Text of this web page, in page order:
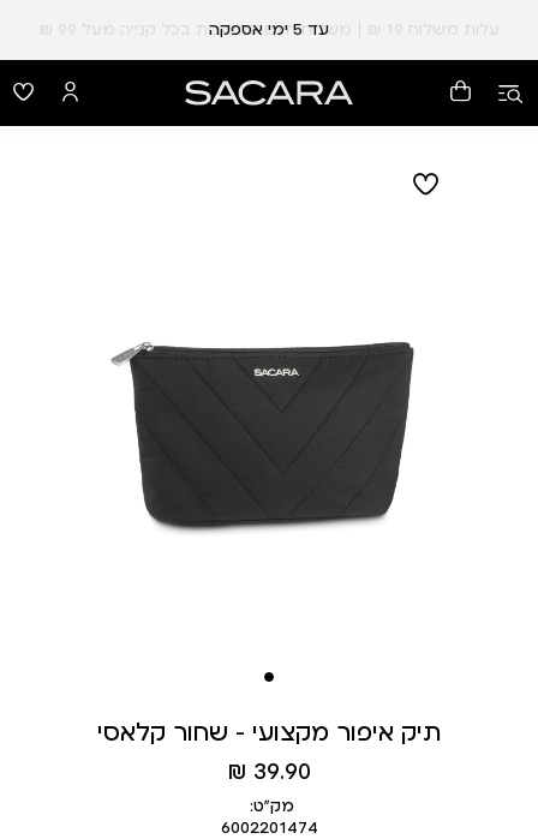
עלות משלוח 19 ₪ | משלוח חינם עד הבית בכל קנייה מעל 99 ₪ עד 5 ימי אספקה
תיק איפור מקצועי – שחור קלאסי
מחיר
מוצר
39.90 ₪
מק״ט:
6002201474